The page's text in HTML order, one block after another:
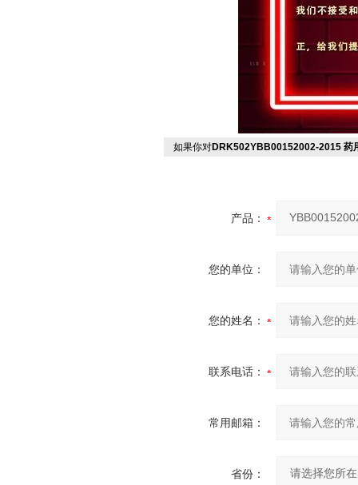
如果你对DRK502YBB00152002-2015 药
产品：
您的单位：
您的姓名：
联系电话：
常用邮箱：
省份：